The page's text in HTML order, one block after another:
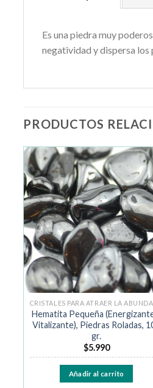
Es una piedra muy
negatividad y dispersa los
PRODUCTOS
a la
lista
Hematita Pequeña
Vitalizante), Piedras Roladas,
gr.
$5.990
Añadir al carrito